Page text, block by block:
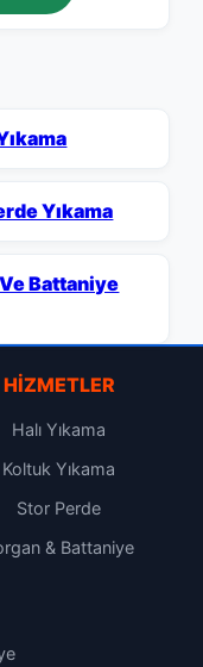
Yıkama
Battaniye
HIZMETLER
Halı Yıkama
Koltuk Yıkama
Stor Perde
& Battaniye